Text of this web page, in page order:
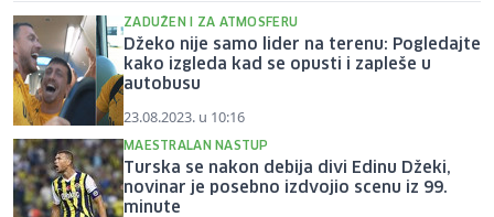
ZADUŽEN I ZA ATMOSFERU
Džeko nije samo lider na terenu: Pogledajte
kako izgleda kad se opusti i zapleše u
autobusu
23.08.2023. u 10:16
MAESTRALAN NASTUP
Turska se nakon debija divi Edinu Džeki,
novinar je posebno izdvojio scenu iz 99.
minute